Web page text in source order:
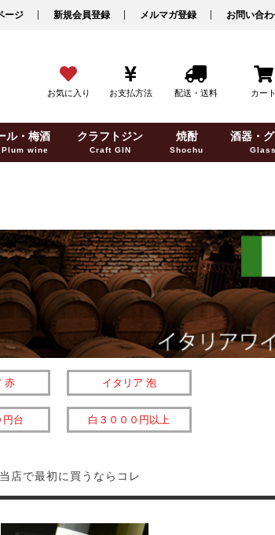
ージ 新規会員登録 メルマガ登録 お問い合
お気に入り お支払方法 配送・送料 カート
ル・梅酒
wine
クラフトジン
Craft GIN
焼酎
Shochu
酒器・
Glass
赤 イタリア 泡
円台 白３０００円以上
店で最初に買うならコレ